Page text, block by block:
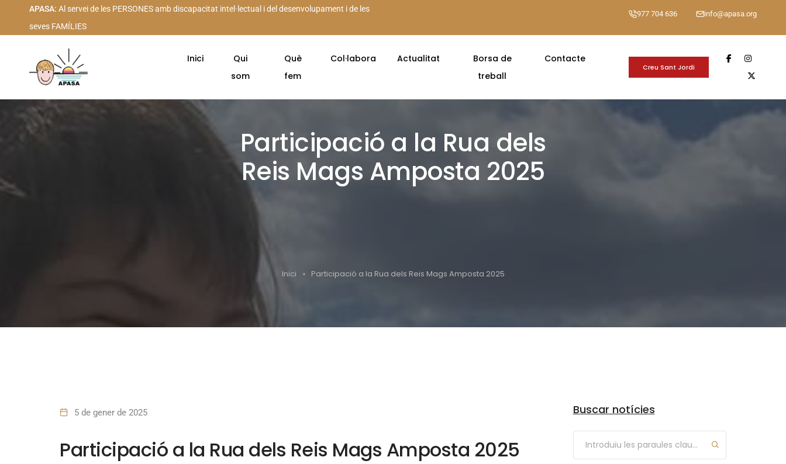
APASA: Al servei de les PERSONES amb discapacitat intel·lectual i del desenvolupament i de les
seves FAMÍLIES
977 704 636 info@apasa.org
Inici
Qui
som
Què
fem
Col·labora Actualitat
Borsa de
treball
Contacte
Creu Sant Jordi
Participació a la Rua dels
Reis Mags Amposta 2025
Inici Participació a la Rua dels Reis Mags Amposta 2025
5 de gener de 2025
Participació a la Rua dels Reis Mags Amposta 2025
Buscar notícies